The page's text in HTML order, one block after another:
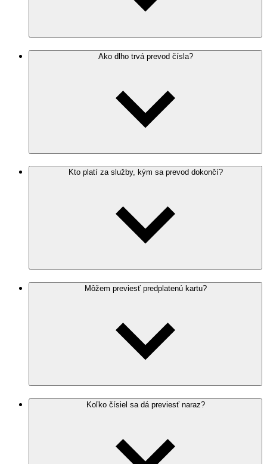
Ako dlho trvá prevod čísla?
Kto platí za služby, kým sa prevod dokončí?
Môžem previesť predplatenú kartu?
Koľko čísiel sa dá previesť naraz?